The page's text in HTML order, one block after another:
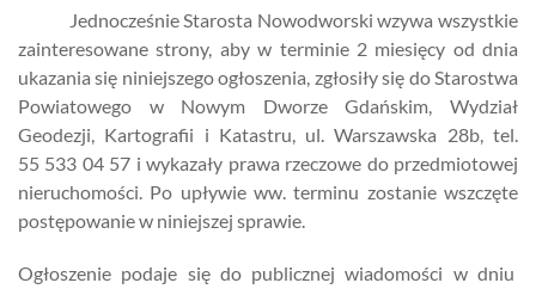
Jednocześnie Starosta Nowodworski wzywa wszystkie
zainteresowane strony, aby w terminie 2 miesięcy od dnia
ukazania się niniejszego ogłoszenia, zgłosiły się do Starostwa
Powiatowego w Nowym Dworze Gdańskim, Wydział
Geodezji, Kartografii i Katastru, ul. Warszawska 28b, tel.
55 533 04 57 i wykazały prawa rzeczowe do przedmiotowej
nieruchomości. Po upływie ww. terminu zostanie wszczęte
postępowanie w niniejszej sprawie.
Ogłoszenie podaje się do publicznej wiadomości w dniu